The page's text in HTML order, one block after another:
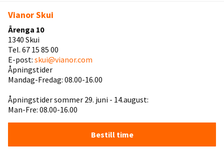
Vianor Skui
Årenga 10
1340 Skui
Tel. 67 15 85 00
E-post: skui@vianor.com
Åpningstider
Mandag-Fredag: 08.00-16.00
Åpningstider sommer 29. juni - 14.august:
Man-Fre: 08.00-16.00
Bestill time